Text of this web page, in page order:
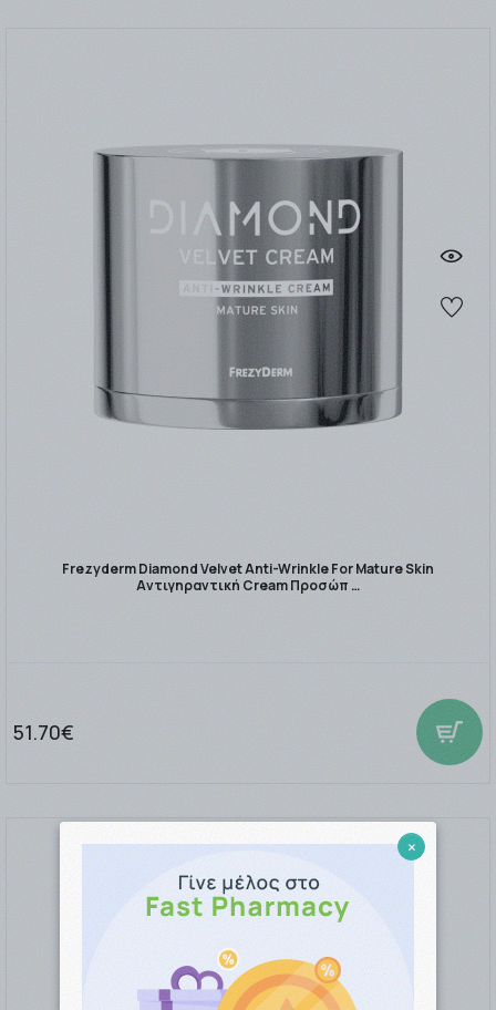
Frezyderm Diamond Velvet Anti-Wrinkle For Mature Skin
Αντιγηραντική Cream Προσώπ …
51.70€
×